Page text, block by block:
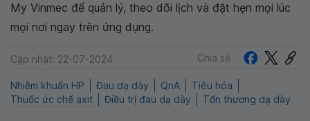
My Vinmec để quản lý, theo dõi lịch và đặt hẹn mọi lúc
mọi nơi ngay trên ứng dụng.
Cập nhật: 22-07-2024 Chia sẻ
Nhiễm khuẩn HP Đau dạ dày QnA
Tiêu hóa
Thuốc ức chế axit
Điều trị đau dạ dày Tổn thương dạ dày